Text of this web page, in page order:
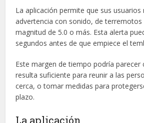
La aplicación permite que sus
advertencia con sonido, de terremotos
magnitud de 5.0 o más. Esta alerta
segundos antes de que empiece el
Este margen de tiempo podría parecer
resulta suficiente para reunir a las
cerca, o tomar medidas para
plazo.
La aplicación